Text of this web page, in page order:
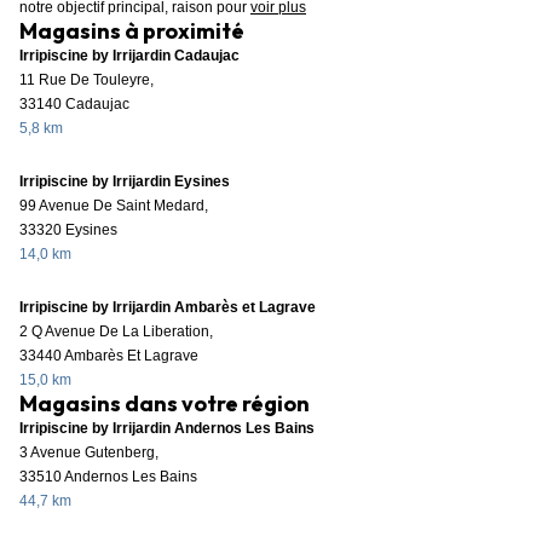
notre objectif principal, raison pour voir plus
Magasins à proximité
Irripiscine by Irrijardin Cadaujac
11 Rue De Touleyre,
33140 Cadaujac
5,8 km
Irripiscine by Irrijardin Eysines
99 Avenue De Saint Medard,
33320 Eysines
14,0 km
Irripiscine by Irrijardin Ambarès et Lagrave
2 Q Avenue De La Liberation,
33440 Ambarès Et Lagrave
15,0 km
Magasins dans votre région
Irripiscine by Irrijardin Andernos Les Bains
3 Avenue Gutenberg,
33510 Andernos Les Bains
44,7 km